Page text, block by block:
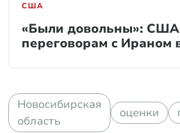
США
«Были довольны»: США
переговорам с
Новосибирская
область
оценки